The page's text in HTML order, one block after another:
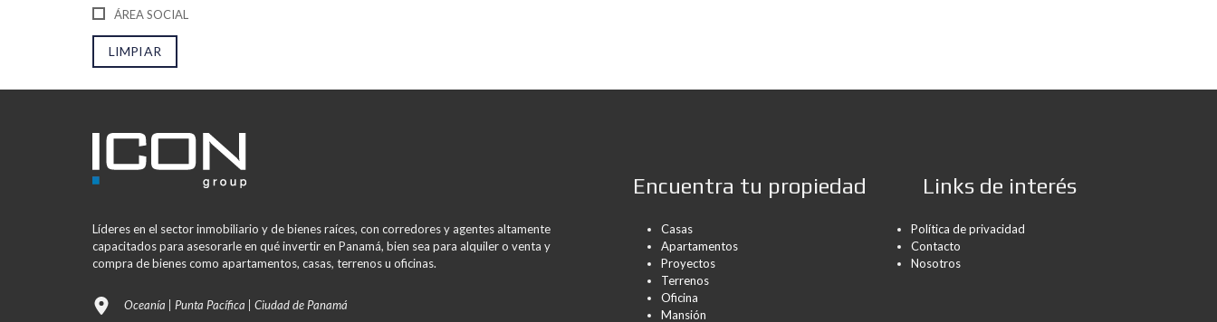
ÁREA SOCIAL
LIMPIAR
Líderes en el sector inmobiliario y de bienes raíces, con corredores y agentes altamente
capacitados para asesorarle en qué invertir en Panamá, bien sea para alquiler o venta y
compra de bienes como apartamentos, casas, terrenos u oficinas.
Oceanía | Punta Pacífica | Ciudad de Panamá
Encuentra tu propiedad
Casas
Apartamentos
Proyectos
Terrenos
Oficina
Mansión
Links de interés
Política de privacidad
Contacto
Nosotros